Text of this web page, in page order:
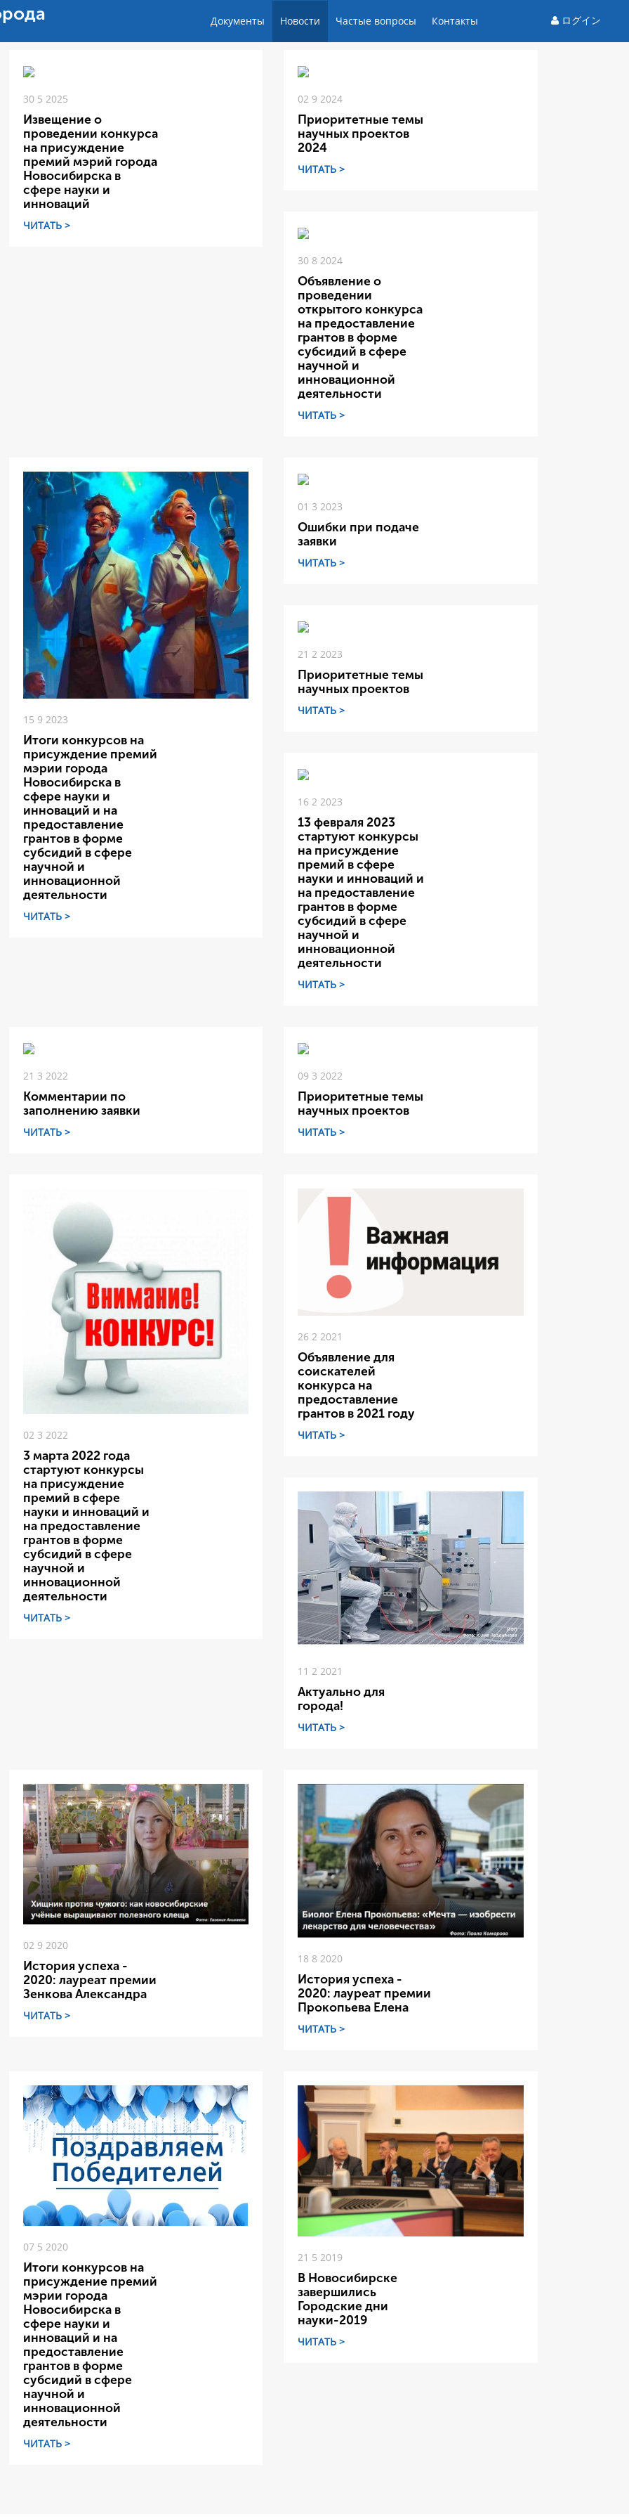
Документы Новости Частые вопросы Контакты ログイン
30 5 2025
Извещение о
проведении конкурса
на присуждение
премий мэрий города
Новосибирска в
сфере науки и
инноваций
ЧИТАТЬ >
02 9 2024
Приоритетные темы
научных проектов
2024
ЧИТАТЬ >
30 8 2024
Объявление о
проведении
открытого конкурса
на предоставление
грантов в форме
субсидий в сфере
научной и
инновационной
деятельности
ЧИТАТЬ >
15 9 2023
Итоги конкурсов на
присуждение премий
мэрии города
Новосибирска в
сфере науки и
инноваций и на
предоставление
грантов в форме
субсидий в сфере
научной и
инновационной
деятельности
ЧИТАТЬ >
01 3 2023
Ошибки при подаче
заявки
ЧИТАТЬ >
21 2 2023
Приоритетные темы
научных проектов
ЧИТАТЬ >
16 2 2023
13 февраля 2023
стартуют конкурсы
на присуждение
премий в сфере
науки и инноваций и
на предоставление
грантов в форме
субсидий в сфере
научной и
инновационной
деятельности
ЧИТАТЬ >
21 3 2022
Комментарии по
заполнению заявки
ЧИТАТЬ >
09 3 2022
Приоритетные темы
научных проектов
ЧИТАТЬ >
02 3 2022
3 марта 2022 года
стартуют конкурсы
на присуждение
премий в сфере
науки и инноваций и
на предоставление
грантов в форме
субсидий в сфере
научной и
инновационной
деятельности
ЧИТАТЬ >
26 2 2021
Объявление для
соискателей
конкурса на
предоставление
грантов в 2021 году
ЧИТАТЬ >
11 2 2021
Актуально для
города!
ЧИТАТЬ >
02 9 2020
История успеха -
2020: лауреат премии
Зенкова Александра
ЧИТАТЬ >
18 8 2020
История успеха -
2020: лауреат премии
Прокопьева Елена
ЧИТАТЬ >
07 5 2020
Итоги конкурсов на
присуждение премий
мэрии города
Новосибирска в
сфере науки и
инноваций и на
предоставление
грантов в форме
субсидий в сфере
научной и
инновационной
деятельности
ЧИТАТЬ >
21 5 2019
В Новосибирске
завершились
Городские дни
науки-2019
ЧИТАТЬ >